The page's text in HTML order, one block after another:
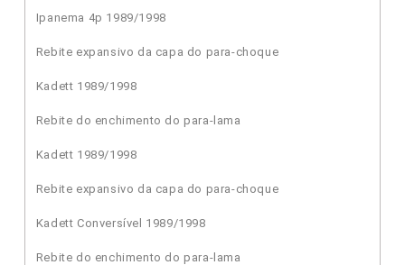
Ipanema 4p 1989/1998
Rebite expansivo da capa do para-choque
Kadett 1989/1998
Rebite do enchimento do para-lama
Kadett 1989/1998
Rebite expansivo da capa do para-choque
Kadett Conversível 1989/1998
Rebite do enchimento do para-lama